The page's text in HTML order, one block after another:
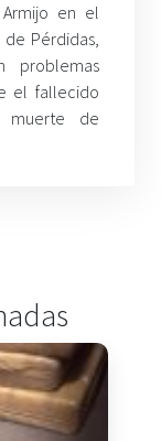
en el
Pérdidas,
problemas
el fallecido
muerte de